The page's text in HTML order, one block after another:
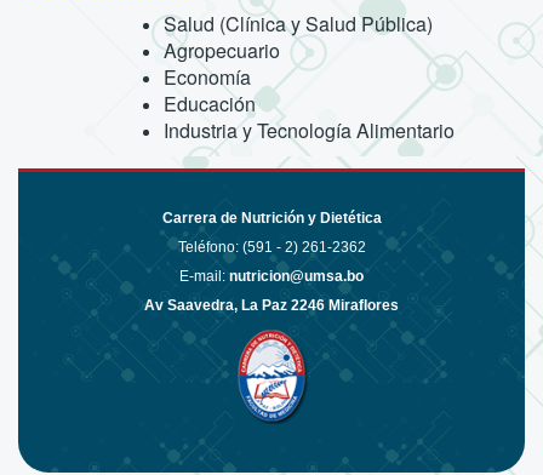
Salud (Clínica y Salud Pública)
Agropecuario
Economía
Educación
Industria y Tecnología Alimentario
Carrera de Nutrición y Dietética
Teléfono: (591 - 2) 261-2362
E-mail: nutricion@umsa.bo
Av Saavedra, La Paz 2246 Miraflores